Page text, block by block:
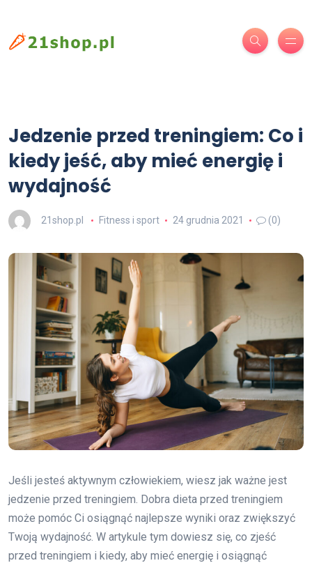
Jedzenie przed treningiem: Co i
kiedy jeść, aby mieć energię i
wydajność
21shop.pl Fitness i sport 24 grudnia 2021 (0)
Jeśli jesteś aktywnym człowiekiem, wiesz jak ważne jest
jedzenie przed treningiem. Dobra dieta przed treningiem
może pomóc Ci osiągnąć najlepsze wyniki oraz zwiększyć
Twoją wydajność. W artykule tym dowiesz się, co zjeść
przed treningiem i kiedy, aby mieć energię i osiągnąć